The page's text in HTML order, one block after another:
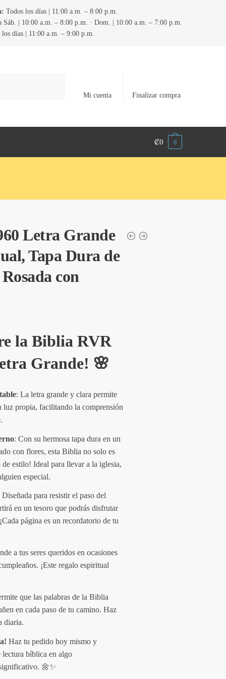
Todos los días | 11:00 a.m. – 8:00 p.m.
Sáb. | 10:00 a.m. – 8:00 p.m. · Dom. | 10:00 a.m. – 7:00 p.m.
los días | 11:00 a.m. – 9:00 p.m.
Mi cuenta Finalizar compra
₡0 0
Letra Grande
Tapa Dura de
con
la Biblia RVR
Grande! 🌸
: La letra grande y clara permite
luz propia, facilitando la comprensión
: Con su hermosa tapa dura en un
con flores, esta Biblia no solo es
estilo! Ideal para llevar a la iglesia,
especial.
Diseñada para resistir el paso del
en un tesoro que podrás disfrutar
página es un recordatorio de tu
a tus seres queridos en ocasiones
¡Este regalo espiritual
que las palabras de la Biblia
en cada paso de tu camino. Haz
diaria.
Haz tu pedido hoy mismo y
lectura bíblica en algo
🌼✨